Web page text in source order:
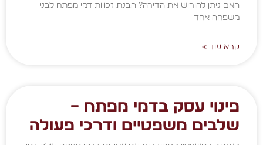
האם ניתן להוריש את הדירה? הבנת זכויות דמי מפתח לבני
משפחה אחד
קרא עוד »
פינוי עסק בדמי מפתח –
שלבים משפטיים ודרכי פעולה